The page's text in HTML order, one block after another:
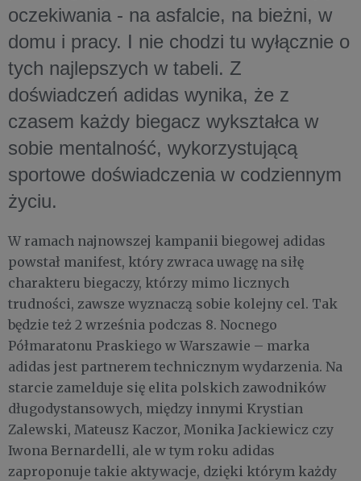
oczekiwania - na asfalcie, na bieżni, w
domu i pracy. I nie chodzi tu wyłącznie o
tych najlepszych w tabeli. Z
doświadczeń adidas wynika, że z
czasem każdy biegacz wykształca w
sobie mentalność, wykorzystującą
sportowe doświadczenia w codziennym
życiu.
W ramach najnowszej kampanii biegowej adidas
powstał manifest, który zwraca uwagę na siłę
charakteru biegaczy, którzy mimo licznych
trudności, zawsze wyznaczą sobie kolejny cel. Tak
będzie też 2 września podczas 8. Nocnego
Półmaratonu Praskiego w Warszawie – marka
adidas jest partnerem technicznym wydarzenia. Na
starcie zamelduje się elita polskich zawodników
długodystansowych, między innymi Krystian
Zalewski, Mateusz Kaczor, Monika Jackiewicz czy
Iwona Bernardelli, ale w tym roku adidas
zaproponuje takie aktywacje, dzięki którym każdy